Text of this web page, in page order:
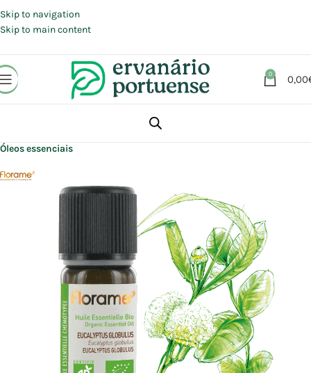
Skip to navigation
Skip to main content
0 0,00
Aromaterapia | Florais | Homeopatia
Óleos essenciais